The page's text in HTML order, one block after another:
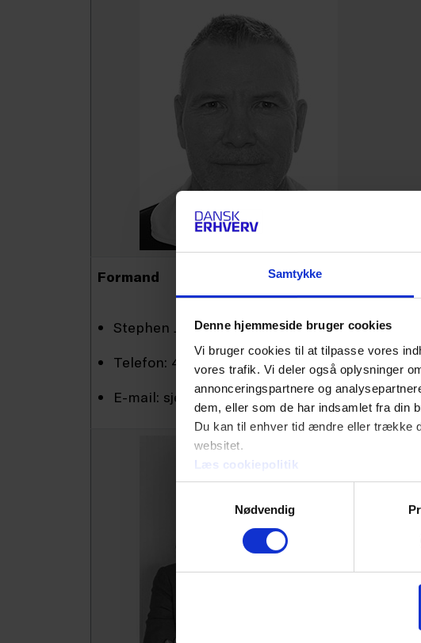
Samtykke
Denne hjemmeside bruger cookies
Vi bruger cookies til at tilpasse vores
vores trafik. Vi deler også oplysninger
annonceringspartnere og
dem, eller som de har indsamlet fra din
Du kan til enhver tid ændre eller trække
websitet.
Læs cookiepolitik
Nødvendig
Formand
Stephen Jespersen, VBT A/S
Telefon: 40 10 80 66
E-mail: sje@vbt.dk